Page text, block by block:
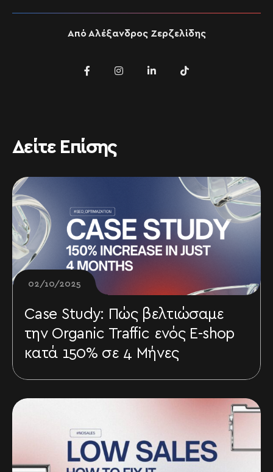
Από Αλέξανδρος Ζερζελίδης
Δείτε Επίσης
02/10/2025
Case Study: Πώς βελτιώσαμε
την Organic Traffic ενός E-shop
κατά 150% σε 4 Μήνες